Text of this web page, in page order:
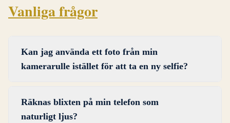
Vanliga frågor
Kan jag använda ett foto från min
kamerarulle istället för att ta en ny selfie?
BeautySpark, stöder både kamerafångst och
uppladdning från galleri. Verifiera att ditt
Räknas blixten på min telefon som
naturligt ljus?